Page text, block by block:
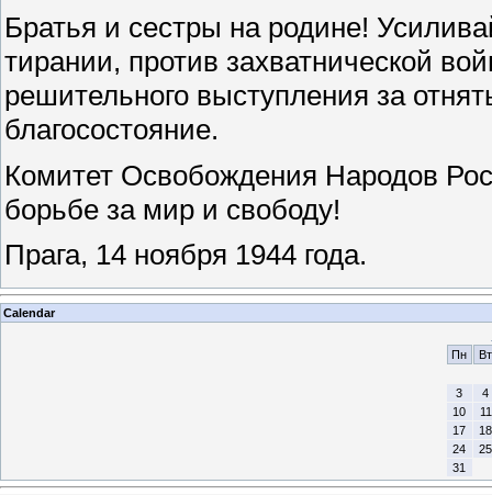
Братья и сестры на родине!
тирании, против захватнической
решительного выступления за
благосостояние.
Комитет Освобождения Народов
борьбе за мир и свободу!
Прага, 14 ноября 1944 года.
Calendar
Пн
Вт
3
4
10
11
17
18
24
25
31